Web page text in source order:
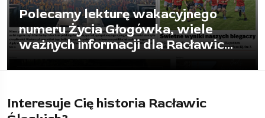
Stanisław Stadnicki 14.07.2026
Kiedy umrzesz, ktoś będzie musiał
to wszystko posprzątać
Interesuje Cię historia Racławic